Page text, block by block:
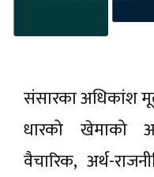
संसारका अधिकांश
धारको खेमाको
वैचारिक, अर्थ-